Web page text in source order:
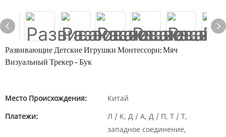
Развивающие Детские Игрушки Монтессори: Мяч
Визуальный Трекер - Бук
Место Происхождения:
Китай
Платежи:
Л / К, Д / А, Д / П, Т / Т,
западное соединение,